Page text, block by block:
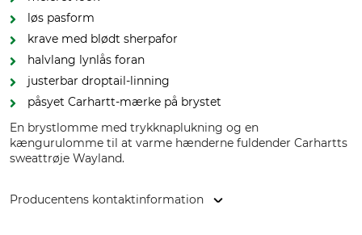
løs pasform
krave med blødt sherpafor
halvlang lynlås foran
justerbar droptail-linning
påsyet Carhartt-mærke på brystet
En brystlomme med trykknaplukning og en
kængurulomme til at varme hænderne fuldender Carhartts
sweattrøje Wayland.
Producentens kontaktinformation